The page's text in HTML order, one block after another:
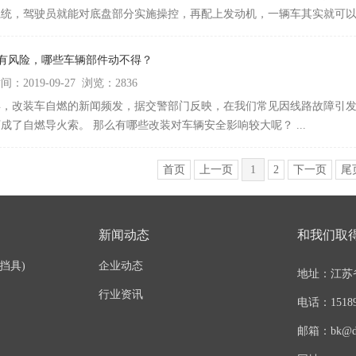
，驾驶员就能对底盘部分实施操控，再配上发动机，一辆车其实就可
风险，哪些车辆部件动不得？
：2019-09-27 浏览：2836
改装车自燃的新闻频发，据交警部门反映，在我们常见因线路故障引
了自燃导火索。 那么有哪些改装对车辆安全影响较大呢？ ...
首页 上一页 1 2 下一页 尾
具)
新闻动态
企业动态
行业资讯
和我们取
地址：江苏
电话：
邮箱：